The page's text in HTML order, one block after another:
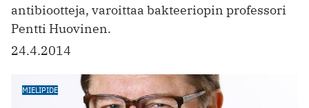
antibiootteja, varoittaa bakteeriopin professori
Pentti Huovinen.
24.4.2014
MIELIPIDE